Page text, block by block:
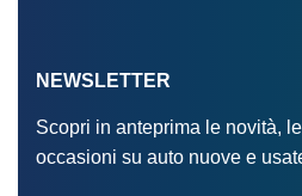
NEWSLETTER
Scopri in anteprima le novità,
occasioni su auto nuove e